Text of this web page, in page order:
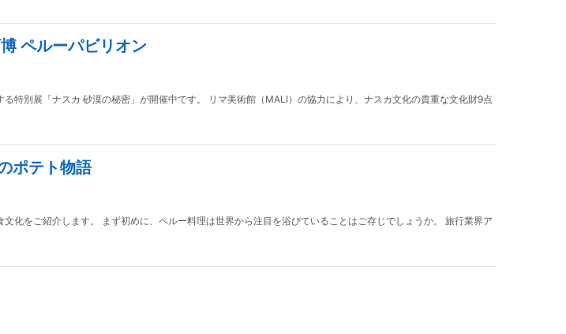
ペルーパビリオン
特別展「ナスカ 砂漠の秘密」が開催中です。 リマ美術館（MALI）の協力により、ナスカ文化の貴重な文化財9点
ポテト物語
化をご紹介します。 まず初めに、ペルー料理は世界から注目を浴びていることはご存じでしょうか。 旅行業界ア